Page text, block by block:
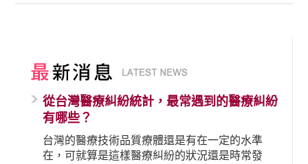
從台灣醫療糾紛統計，最常遇到的醫療糾紛
有哪些？
台灣的醫療技術品質療體還是有在一定的水準
在，可就算是這樣醫療糾紛的狀況還是時常發